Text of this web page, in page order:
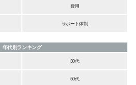
費用
サポート体制
年代別ランキング
30代
50代